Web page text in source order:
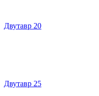
Двутавр 20
Двутавр 25